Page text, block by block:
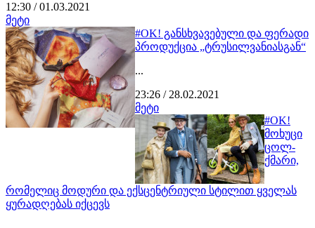
12:30 / 01.03.2021
მეტი
#OK! განსხვავებული და ფერადი
პროდუქცია „ტრუსილვანიასგან“
...
23:26 / 28.02.2021
მეტი
#OK!
მოხუცი
ცოლ-
ქმარი,
რომელიც მოდური და ექსცენტრიული სტილით ყველას
ყურადღებას იქცევს